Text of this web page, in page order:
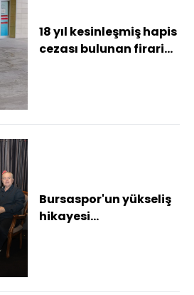
18 yıl kesinleşmiş hapis
cezası bulunan firari
Bursaspor'un yükseliş
hikayesi